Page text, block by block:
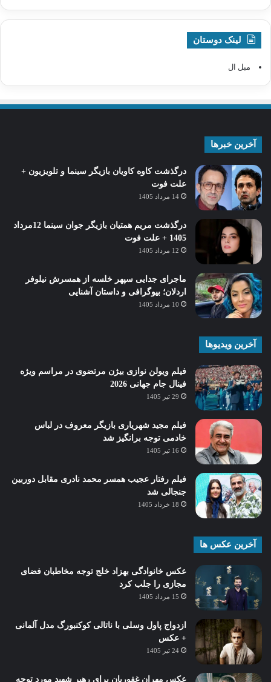
لینک دوستان
مبل ال
آخرین خبرها
درگذشت کاوه کاویان بازیگر سینما و تلویزیون +
علت فوت
14 مرداد 1405
درگذشت مریم همتیان بازیگر جوان سینما 12مرداد
1405 + علت فوت
12 مرداد 1405
ماجرای جدایی سپهر خلسه از همسرش نیلوفر
اردلان؛ بیوگرافی و داستان آشنایی
10 مرداد 1405
آخرین ویدیوها
فیلم ویولن نوازی بیژن مرتضوی در مراسم ویژه
فینال جام جهانی 2026
29 تیر 1405
فیلم مجید شهریاری بازیگر معروف در لباس
خادمی توجه برانگیز شد
16 تیر 1405
فیلم رفتار عجیب همسر محمد نادری مقابل دوربین
جنجالی شد
18 خرداد 1405
آخرین عکس ها
عکس خانوادگی بهزاد خلج توجه مخاطبان فضای
مجازی را جلب کرد
15 مرداد 1405
ازدواج پاول وسلی با ناتالی کوکنبورگ مدل آلمانی
+ عکس
24 تیر 1405
عکس مهران غفوریان برای رهبر شهید مورد توجه